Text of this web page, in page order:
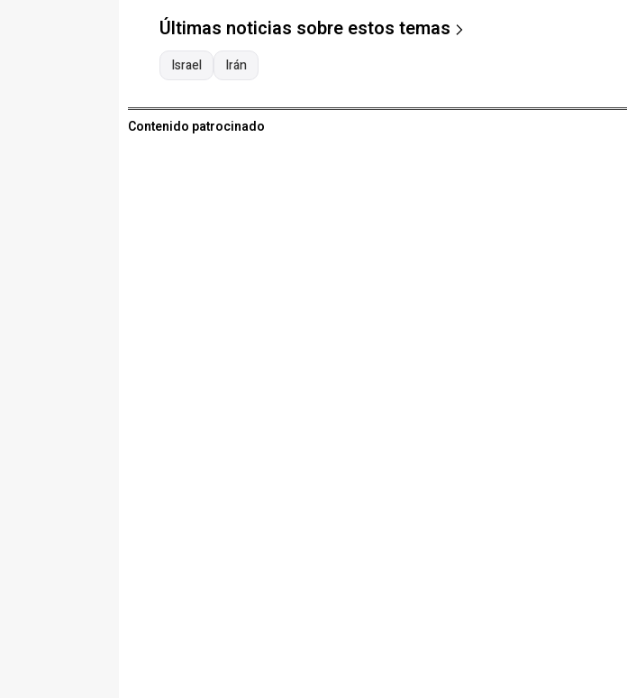
Últimas noticias sobre estos temas
Israel Irán
Contenido patrocinado